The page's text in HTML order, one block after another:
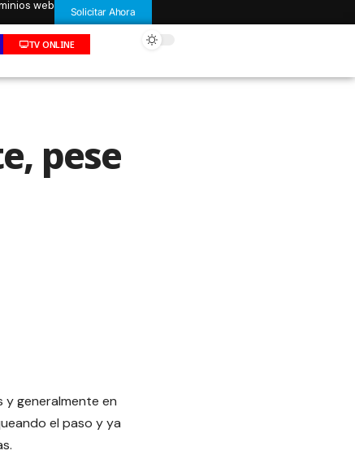
web Solicitar Ahora
TV ONLINE
pese
y generalmente en
el paso y ya